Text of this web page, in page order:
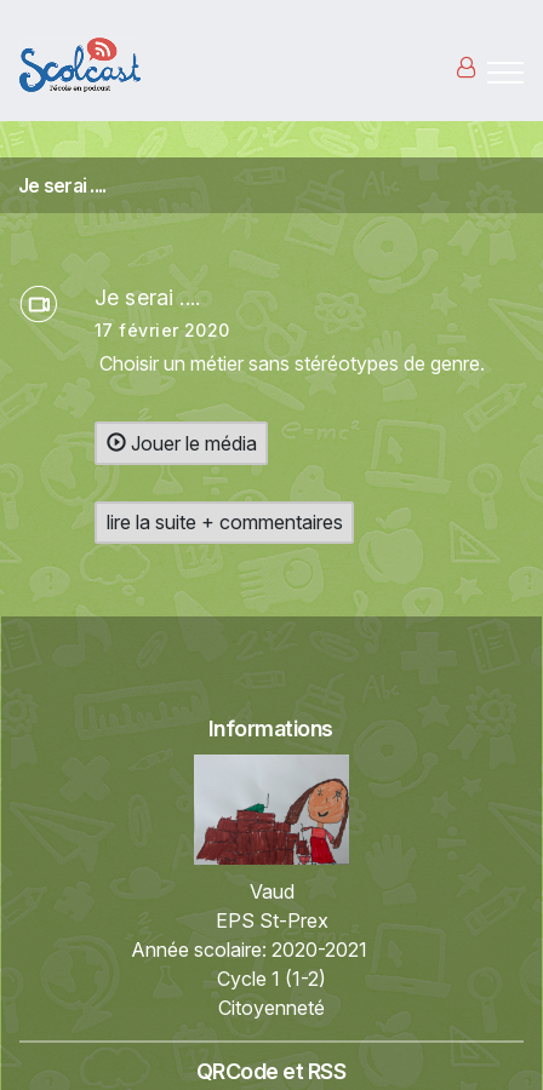
Je serai ....
Je serai ....
17 février 2020
Choisir un métier sans stéréotypes de genre.
Jouer le média
lire la suite + commentaires
Informations
Vaud
EPS St-Prex
Année scolaire: 2020-2021
Cycle 1 (1-2)
Citoyenneté
QRCode et RSS